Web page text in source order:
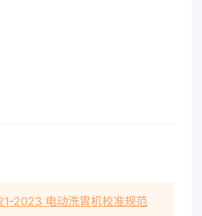
2023 电动洗胃机校准规范